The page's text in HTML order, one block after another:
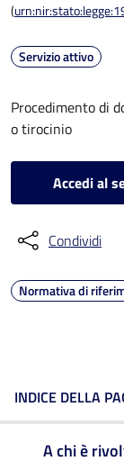
(
Servizio attivo
Procedimento di
o tirocinio
Accedi al
Condividi
Normativa di
INDICE DELLA
A chi è